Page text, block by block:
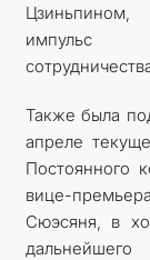
Цзиньпином,
импульс
Также была
апреле
Постоянного
вице-
Сюэсяня, в